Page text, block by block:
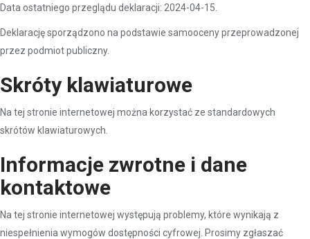
Data ostatniego przeglądu deklaracji: 2024-04-15.
Deklarację sporządzono na podstawie samooceny przeprowadzonej
przez podmiot publiczny.
Skróty klawiaturowe
Na tej stronie internetowej można korzystać ze standardowych
skrótów klawiaturowych.
Informacje zwrotne i dane
kontaktowe
Na tej stronie internetowej występują problemy, które wynikają z
niespełnienia wymogów dostępności cyfrowej. Prosimy zgłaszać